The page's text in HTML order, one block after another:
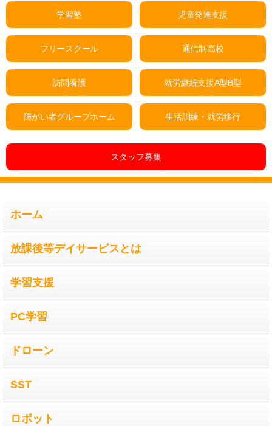
学習塾 児童発達支援
フリースクール 通信制高校
訪問看護 就労継続支援A型B型
障がい者グループホーム 生活訓練・就労移行
スタッフ募集
ホーム
放課後等デイサービスとは
学習支援
PC学習
ドローン
SST
ロボット